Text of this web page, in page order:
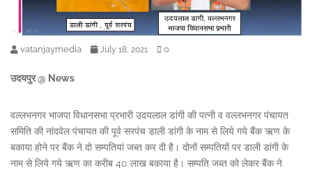
vatanjaymedia July 18, 2021 0
उदयपुर @ News
वल्लभनगर भाजपा विधानसभा प्रभारी उदयलाल डांगी की पत्नी व वल्लभनगर पंचायत
समिति की नांदवेल पंचायत की पूर्व सरपंच डाली डांगी के नाम से लिये गये बैंक ऋण के
बकाया होने पर बैंक ने दो सम्पतियां जब्त कर दी है। दोनों सम्पतियों पर डाली डांगी के
नाम से लिये गये ऋण का करीब 40 लाख बकाया है। सम्पति जब्त को लेकर बैंक ने